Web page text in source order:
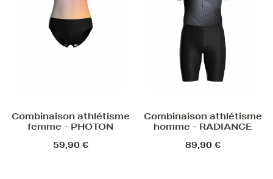
Combinaison athlétisme
femme - PHOTON
59,90 €
Combinaison athlétisme
homme - RADIANCE
89,90 €